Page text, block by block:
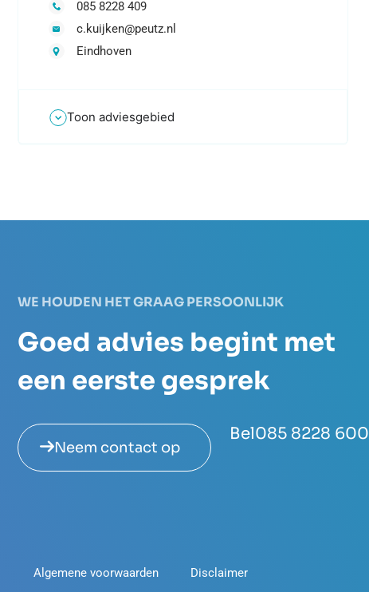
085 8228 409
c.kuijken@peutz.nl
Eindhoven
Toon adviesgebied
WE HOUDEN HET GRAAG PERSOONLIJK
Goed advies begint met
een eerste gesprek
Neem contact op
Bel085 8228 600
Algemene voorwaarden Disclaimer